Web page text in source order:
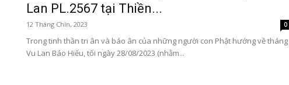
Lan PL.2567 tại Thiền...
12 Tháng Chín, 2023 0
Trong tinh thần tri ân và báo ân của những người con Phật hướng về tháng
Vu Lan Báo Hiếu, tối ngày 28/08/2023 (nhằm...